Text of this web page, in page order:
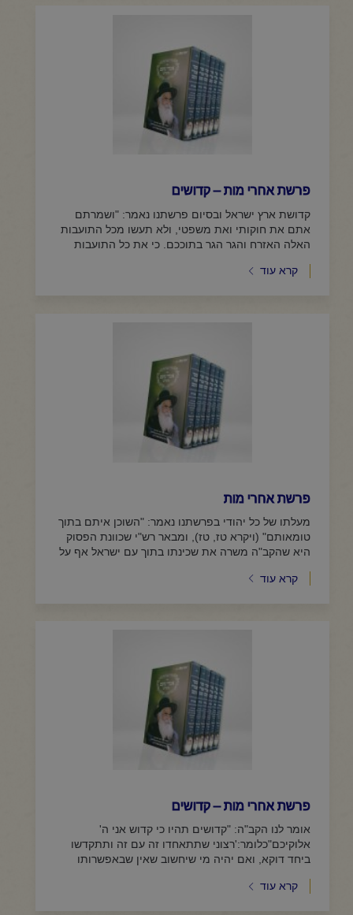
פרשת אחרי מות – קדושים
קדושת ארץ ישראל ובסיום פרשתנו נאמר: "ושמרתם
אתם את חוקותי ואת משפטי, ולא תעשו מכל התועבות
האלה האזרח והגר הגר בתוככם. כי את כל התועבות
קרא עוד
פרשת אחרי מות
מעלתו של כל יהודי בפרשתנו נאמר: "השוכן איתם בתוך
טומאותם" (ויקרא טז, טז), ומבאר רש"י שכוונת הפסוק
היא שהקב"ה משרה את שכינתו בתוך עם ישראל אף על
קרא עוד
פרשת אחרי מות – קדושים
אומר לנו הקב"ה: "קדושים תהיו כי קדוש אני ה'
אלוקיכם"כלומר:'רצוני שתתאחדו זה עם זה ותתקדשו
ביחד דוקא, ואם יהיה מי שיחשוב שאין שבאפשרותו
קרא עוד